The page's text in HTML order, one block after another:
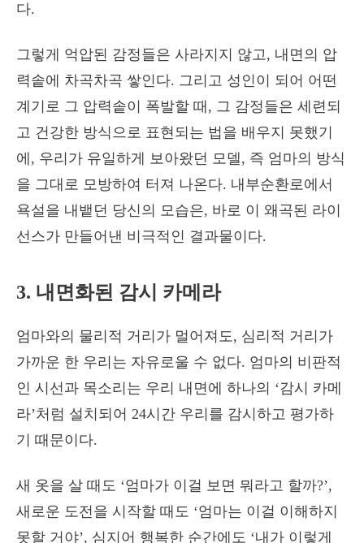
다.
그렇게 억압된 감정들은 사라지지 않고, 내면의 압
력솥에 차곡차곡 쌓인다. 그리고 성인이 되어 어떤
계기로 그 압력솥이 폭발할 때, 그 감정들은 세련되
고 건강한 방식으로 표현되는 법을 배우지 못했기
에, 우리가 유일하게 보아왔던 모델, 즉 엄마의 방식
을 그대로 모방하여 터져 나온다. 내부순환로에서
욕설을 내뱉던 당신의 모습은, 바로 이 왜곡된 라이
선스가 만들어낸 비극적인 결과물이다.
3. 내면화된 감시 카메라
엄마와의 물리적 거리가 멀어져도, 심리적 거리가
가까운 한 우리는 자유로울 수 없다. 엄마의 비판적
인 시선과 목소리는 우리 내면에 하나의 ‘감시 카메
라’처럼 설치되어 24시간 우리를 감시하고 평가하
기 때문이다.
새 옷을 살 때도 ‘엄마가 이걸 보면 뭐라고 할까?’,
새로운 도전을 시작할 때도 ‘엄마는 이걸 이해하지
못할 거야’, 심지어 행복한 순간에도 ‘내가 이렇게